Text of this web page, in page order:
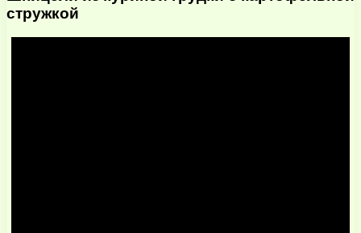
стружкой